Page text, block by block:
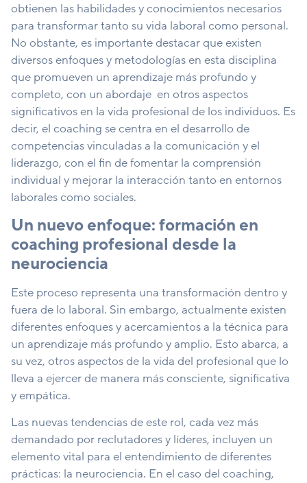
obtienen las habilidades y conocimientos necesarios
para transformar tanto su vida laboral como personal.
No obstante, es importante destacar que existen
diversos enfoques y metodologías en esta disciplina
que promueven un aprendizaje más profundo y
completo, con un abordaje en otros aspectos
significativos en la vida profesional de los individuos. Es
decir, el coaching se centra en el desarrollo de
competencias vinculadas a la comunicación y el
liderazgo, con el fin de fomentar la comprensión
individual y mejorar la interacción tanto en entornos
laborales como sociales.
Un nuevo enfoque: formación en
coaching profesional desde la
neurociencia
Este proceso representa una transformación dentro y
fuera de lo laboral. Sin embargo, actualmente existen
diferentes enfoques y acercamientos a la técnica para
un aprendizaje más profundo y amplio. Esto abarca, a
su vez, otros aspectos de la vida del profesional que lo
lleva a ejercer de manera más consciente, significativa
y empática.
Las nuevas tendencias de este rol, cada vez más
demandado por reclutadores y líderes, incluyen un
elemento vital para el entendimiento de diferentes
prácticas: la neurociencia. En el caso del coaching,